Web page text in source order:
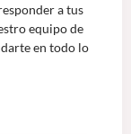
a tus
equipo de
en todo lo